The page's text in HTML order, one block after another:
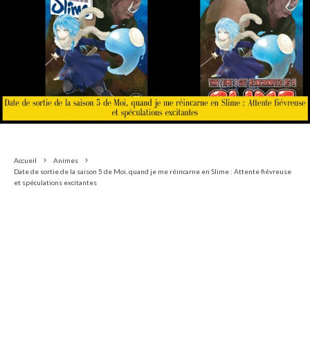
Accueil
Animes
Date de sortie de la saison 5 de Moi, quand je me réincarne en Slime : Attente fiévreuse
et spéculations excitantes